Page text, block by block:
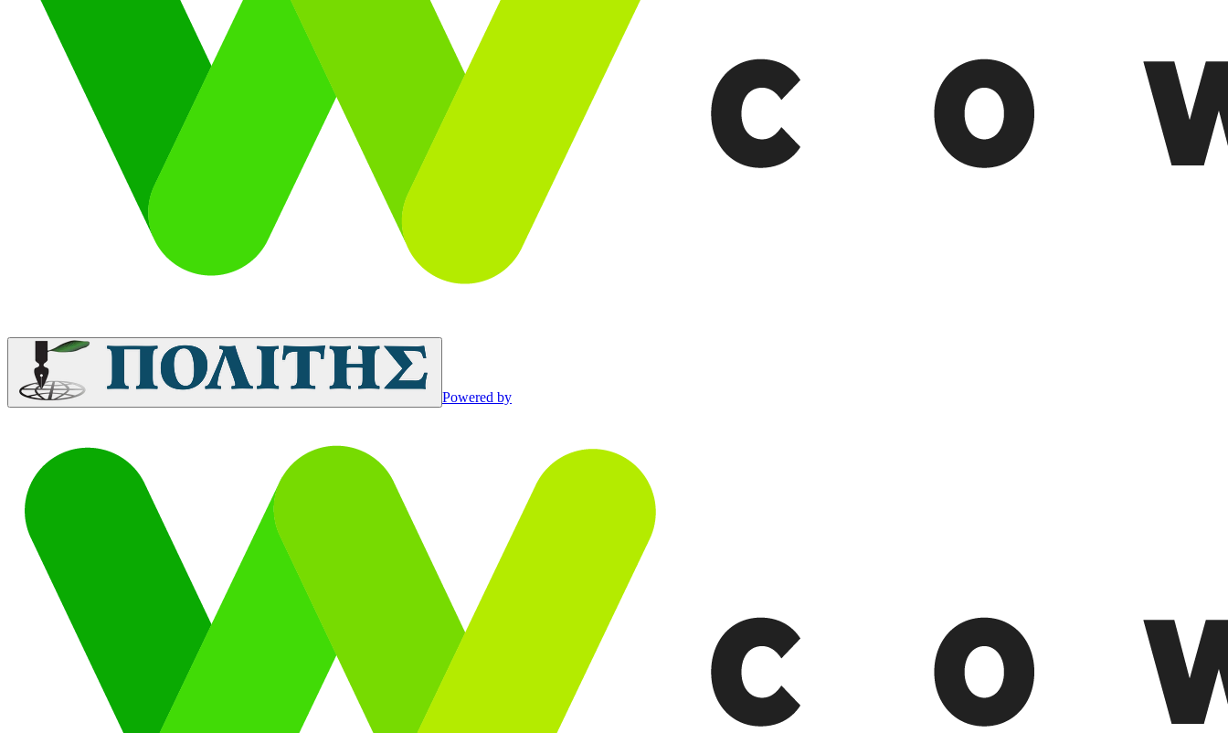
Powered by